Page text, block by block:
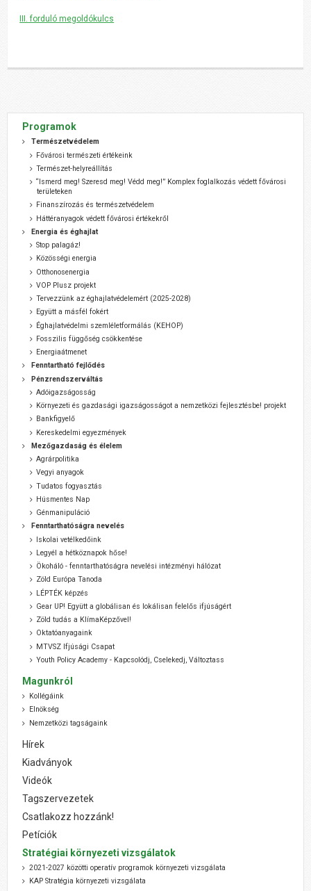
III. forduló megoldókulcs
Programok
Természetvédelem
Fővárosi természeti értékeink
Természet-helyreállítás
“Ismerd meg! Szeresd meg! Védd meg!” Komplex foglalkozás védett fővárosi
területeken
Finanszírozás és természetvédelem
Háttéranyagok védett fővárosi értékekről
Energia és éghajlat
Stop palagáz!
Közösségi energia
Otthonosenergia
VOP Plusz projekt
Tervezzünk az éghajlatvédelemért (2025-2028)
Együtt a másfél fokért
Éghajlatvédelmi szemléletformálás (KEHOP)
Fosszilis függőség csökkentése
Energiaátmenet
Fenntartható fejlődés
Pénzrendszerváltás
Adóigazságosság
Környezeti és gazdasági igazságosságot a nemzetközi fejlesztésbe! projekt
Bankfigyelő
Kereskedelmi egyezmények
Mezőgazdaság és élelem
Agrárpolitika
Vegyi anyagok
Tudatos fogyasztás
Húsmentes Nap
Génmanipuláció
Fenntarthatóságra nevelés
Iskolai vetélkedőink
Legyél a hétköznapok hőse!
Ökoháló - fenntarthatóságra nevelési intézményi hálózat
Zöld Európa Tanoda
LÉPTÉK képzés
Gear UP! Együtt a globálisan és lokálisan felelős ifjúságért
Zöld tudás a KlímaKépzővel!
Oktatóanyagaink
MTVSZ Ifjúsági Csapat
Youth Policy Academy - Kapcsolódj, Cselekedj, Változtass
Magunkról
Kollégáink
Elnökség
Nemzetközi tagságaink
Hírek
Kiadványok
Videók
Tagszervezetek
Csatlakozz hozzánk!
Petíciók
Stratégiai környezeti vizsgálatok
2021-2027 közötti operatív programok környezeti vizsgálata
KAP Stratégia környezeti vizsgálata